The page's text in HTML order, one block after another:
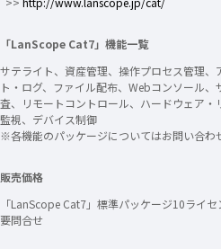
「LanScope Cat7」機能一覧
サテライト、資産管理、操作プロセス管理
ト・ログ、ファイル配布、Webコンソール
査、リモートコントロール、ハードウェア・
監視、デバイス制御
※各機能のパッケージについてはお問い合わ
販売価格
「LanScope Cat7」標準パッケージ10ライ
要問合せ